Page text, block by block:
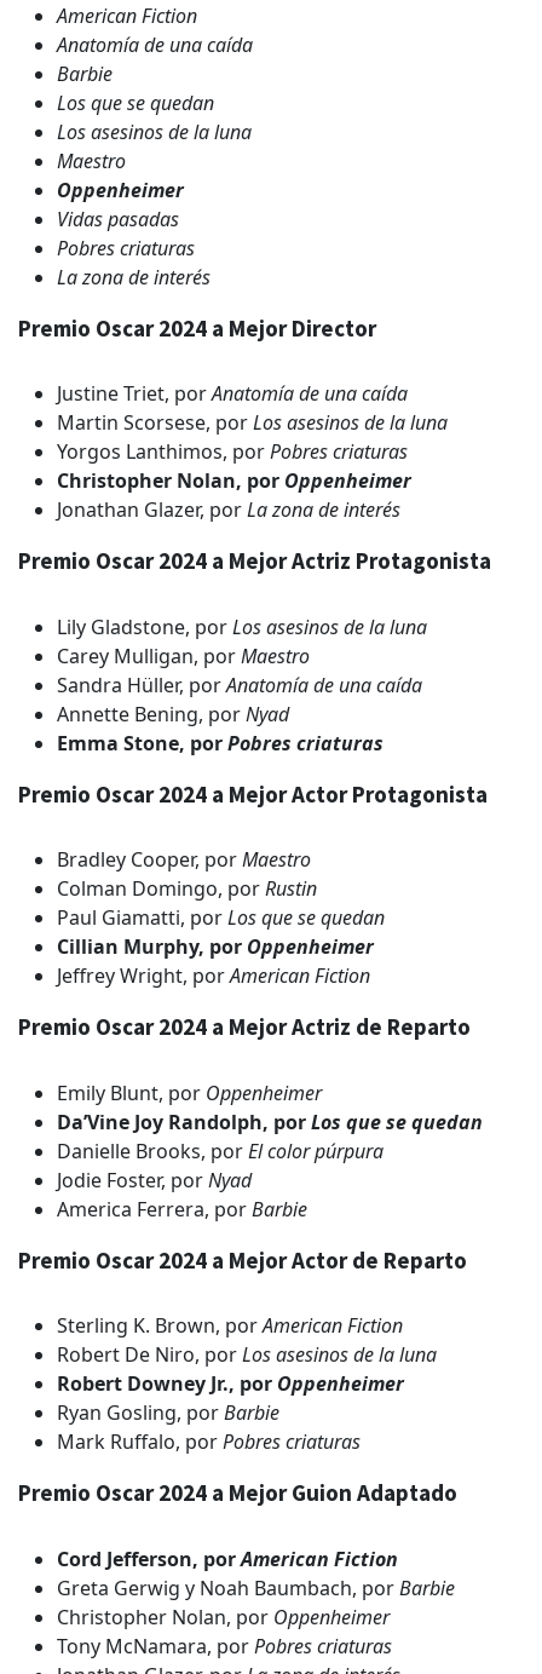
American Fiction
Anatomía de una caída
Barbie
Los que se quedan
Los asesinos de la luna
Maestro
Oppenheimer
Vidas pasadas
Pobres criaturas
La zona de interés
Premio Oscar 2024 a Mejor Director
Justine Triet, porAnatomía de una caída
Martin Scorsese, porLos asesinos de la luna
Yorgos Lanthimos, porPobres criaturas
Christopher Nolan, por Oppenheimer
Jonathan Glazer, porLa zona de interés
Premio Oscar 2024 a Mejor Actriz Protagonista
Lily Gladstone, porLos asesinos de la luna
Carey Mulligan, porMaestro
Sandra Hüller, porAnatomía de una caída
Annette Bening, porNyad
Emma Stone, porPobres criaturas
Premio Oscar 2024 a Mejor Actor Protagonista
Bradley Cooper, porMaestro
Colman Domingo, porRustin
Paul Giamatti, porLos que se quedan
Cillian Murphy, por Oppenheimer
Jeffrey Wright, porAmerican Fiction
Premio Oscar 2024 a Mejor Actriz de Reparto
Emily Blunt, por Oppenheimer
Da’Vine Joy Randolph, porLos que se quedan
Danielle Brooks, porEl color púrpura
Jodie Foster, porNyad
America Ferrera, porBarbie
Premio Oscar 2024 a Mejor Actor de Reparto
Sterling K. Brown, porAmerican Fiction
Robert De Niro, porLos asesinos de la luna
Robert Downey Jr., por Oppenheimer
Ryan Gosling, porBarbie
Mark Ruffalo, porPobres criaturas
Premio Oscar 2024 a Mejor Guion Adaptado
Cord Jefferson, porAmerican Fiction
Greta Gerwig y Noah Baumbach, porBarbie
Christopher Nolan, por Oppenheimer
Tony McNamara, porPobres criaturas